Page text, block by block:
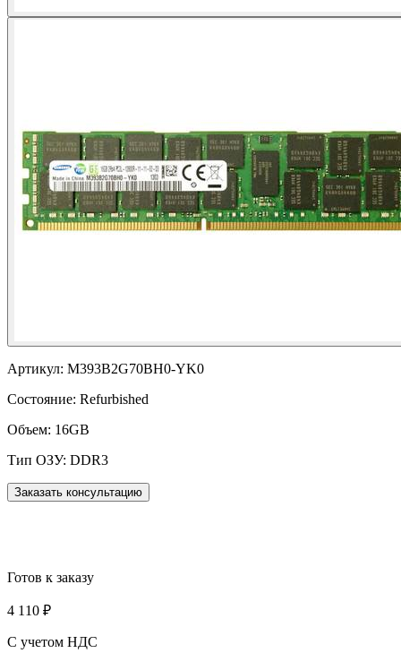
Артикул: M393B2G70BH0-YK0
Состояние: Refurbished
Объем: 16GB
Тип ОЗУ: DDR3
Заказать консультацию
Готов к заказу
4 110 ₽
С учетом НДС